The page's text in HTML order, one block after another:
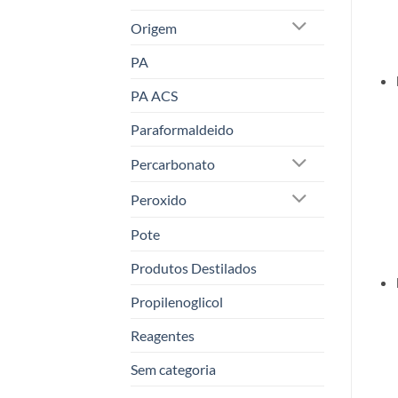
Origem
PA
PA ACS
Paraformaldeido
Percarbonato
Peroxido
Pote
Produtos Destilados
Propilenoglicol
Reagentes
Sem categoria